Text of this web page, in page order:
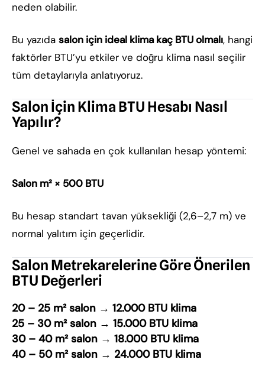
neden olabilir.
Bu yazıda salon için ideal klima kaç BTU olmalı, hangi
faktörler BTU’yu etkiler ve doğru klima nasıl seçilir
tüm detaylarıyla anlatıyoruz.
Salon İçin Klima BTU Hesabı Nasıl
Yapılır?
Genel ve sahada en çok kullanılan hesap yöntemi:
Salon m² × 500 BTU
Bu hesap standart tavan yüksekliği (2,6–2,7 m) ve
normal yalıtım için geçerlidir.
Salon Metrekarelerine Göre Önerilen
BTU Değerleri
20 – 25 m² salon → 12.000 BTU klima
25 – 30 m² salon → 15.000 BTU klima
30 – 40 m² salon → 18.000 BTU klima
40 – 50 m² salon → 24.000 BTU klima